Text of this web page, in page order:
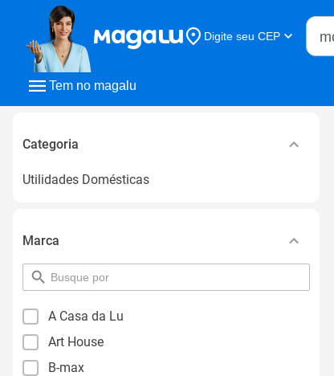
Tem no magalu
Digite seu CEP
Categoria
Utilidades Domésticas
Marca
pesquisar
por
A Casa da Lu
Art House
B-max